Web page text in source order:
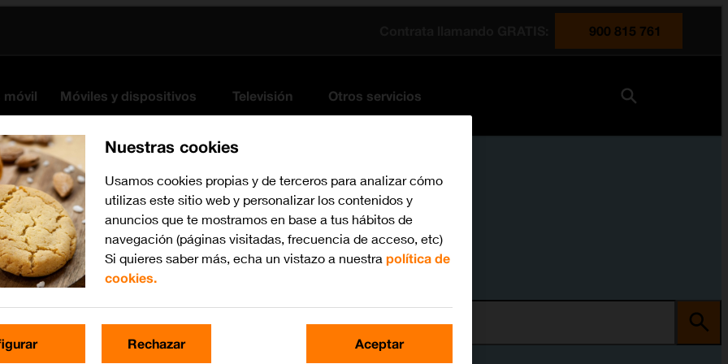
900 815 761
móvil Móviles y dispositivos Televisión Otros servicios
Busca por problema o tema
Nuestras cookies
Usamos cookies propias y de terceros para analizar cómo
utilizas este sitio web y personalizar los contenidos y
anuncios que te mostramos en base a tus hábitos de
navegación (páginas visitadas, frecuencia de acceso, etc)
Si quieres saber más, echa un vistazo a nuestra política de
cookies.
Rechazar Aceptar